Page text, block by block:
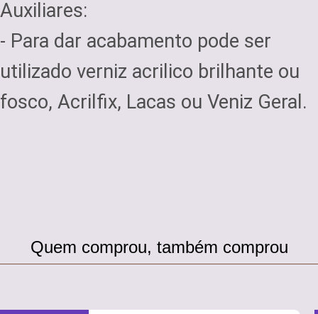
Auxiliares:
- Para dar acabamento pode ser
utilizado verniz acrilico brilhante ou
fosco, Acrilfix, Lacas ou Veniz Geral.
Quem comprou, também comprou